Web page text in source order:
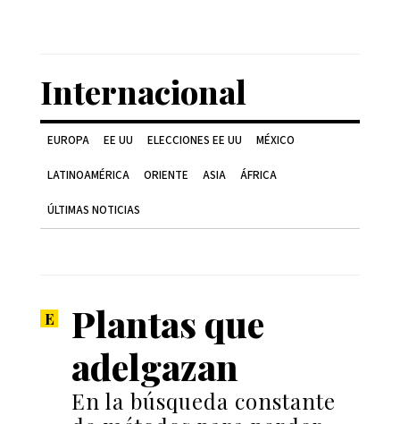
Internacional
EUROPA EE UU ELECCIONES EE UU MÉXICO
LATINOAMÉRICA ORIENTE ASIA ÁFRICA
ÚLTIMAS NOTICIAS
Plantas que
adelgazan
En la búsqueda constante